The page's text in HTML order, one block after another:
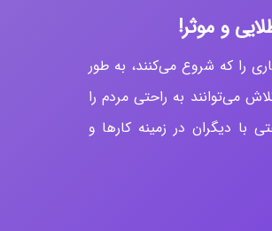
را که شروع می‌کنند، به طور
می‌توانند به راحتی مردم را
با دیگران در زمینه کارها و